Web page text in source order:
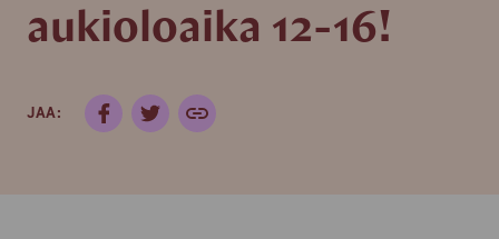
aukioloaika 12-16!
JAA: